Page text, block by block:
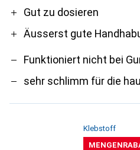
Gut zu dosieren
Äusserst gute
Funktioniert nicht bei
sehr schlimm für die
Klebstoff